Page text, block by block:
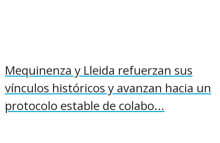
Mequinenza y Lleida refuerzan sus
vínculos históricos y avanzan hacia un
protocolo estable de colabo...